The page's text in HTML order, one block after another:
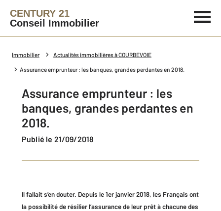
CENTURY 21
Conseil Immobilier
Immobilier Actualités immobilières à COURBEVOIE
Assurance emprunteur : les banques, grandes perdantes en 2018.
Assurance emprunteur : les
banques, grandes perdantes en
2018.
Publié le 21/09/2018
Il fallait s’en douter. Depuis le 1er janvier 2018, les Français ont
la possibilité de résilier l’assurance de leur prêt à chacune des